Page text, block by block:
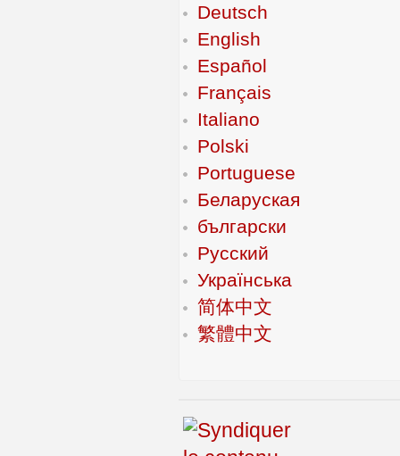
Deutsch
English
Español
Français
Italiano
Polski
Portuguese
Беларуская
български
Русский
Українська
简体中文
繁體中文